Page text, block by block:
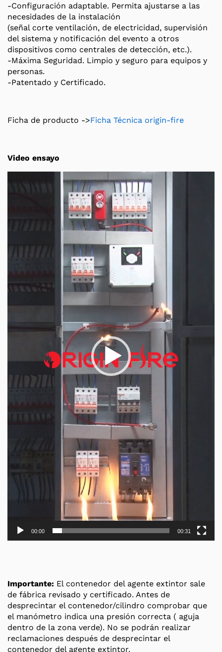
-Configuración adaptable. Permita ajustarse a las
necesidades de la instalación
(señal corte ventilación, de electricidad, supervisión
del sistema y notificación del evento a otros
dispositivos como centrales de detección, etc.).
-Máxima Seguridad. Limpio y seguro para equipos y
personas.
-Patentado y Certificado.
Ficha de producto ->Ficha Técnica origin-fire
Video ensayo
00:00 00:31
Importante: El contenedor del agente extintor sale
de fábrica revisado y certificado. Antes de
desprecintar el contenedor/cilindro comprobar que
el manómetro indica una presión correcta ( aguja
dentro de la zona verde). No se podrán realizar
reclamaciones después de desprecintar el
contenedor del agente extintor.